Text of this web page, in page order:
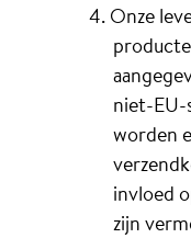
Onze
niet-EU-
worden
invloed
zijn